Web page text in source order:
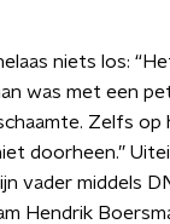
niets los:
was met een
Zelfs op
doorheen.”
vader middels
Hendrik